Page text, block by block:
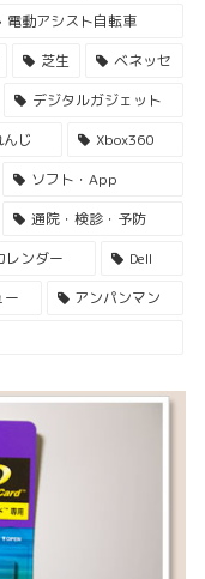
電動アシスト自転車
芝生
ベネッセ
デジタルガジェット
じ
Xbox360
ソフト・App
通院・検診・予防
レンダー
Dell
ー
アンパンマン